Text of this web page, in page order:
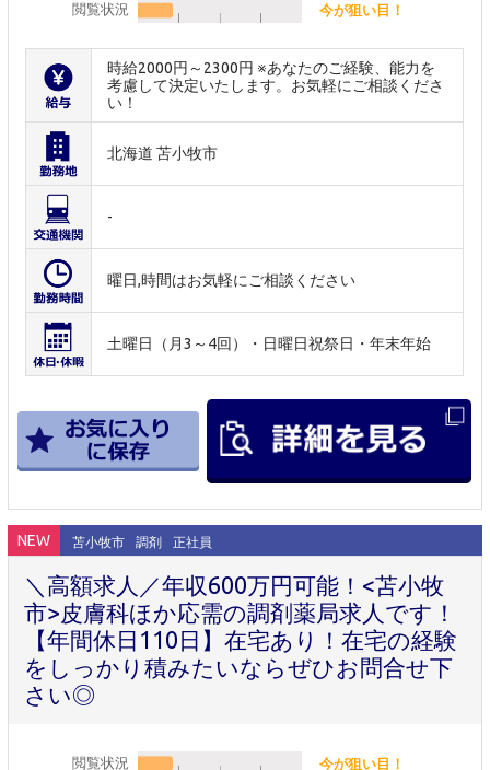
閲覧状況 今が狙い目！
時給2000円～2300円 ※あなたのご経験、能力を
考慮して決定いたします。お気軽にご相談くださ
い！
北海道 苫小牧市
-
曜日,時間はお気軽にご相談ください
土曜日（月3～4回）・日曜日祝祭日・年末年始
NEW 苫小牧市 調剤 正社員
＼高額求人／年収600万円可能！<苫小牧
市>皮膚科ほか応需の調剤薬局求人です！
【年間休日110日】在宅あり！在宅の経験
をしっかり積みたいならぜひお問合せ下
さい◎
閲覧状況 今が狙い目！